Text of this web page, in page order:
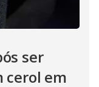
ser
cerol em